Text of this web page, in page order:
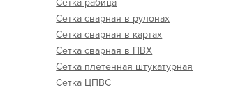
Сетка рабица
Сетка сварная в рулонах
Сетка сварная в картах
Сетка сварная в ПВХ
Сетка плетенная штукатурная
Сетка ЦПВС